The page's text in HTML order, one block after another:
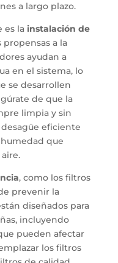
a largo plazo.
es la instalación de
a la
ayudan a
en el sistema, lo
se desarrollen
de que la
limpia y sin
eficiente
que
, como los filtros
prevenir la
diseñados para
incluyendo
pueden afectar
los filtros